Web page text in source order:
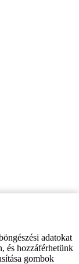
adatokat
és hozzáférhetünk
gombok